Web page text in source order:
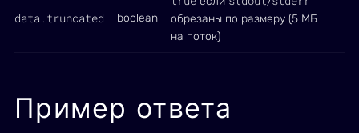
data.truncated boolean
обрезаны по размеру (5 МБ
на поток)
Пример ответа